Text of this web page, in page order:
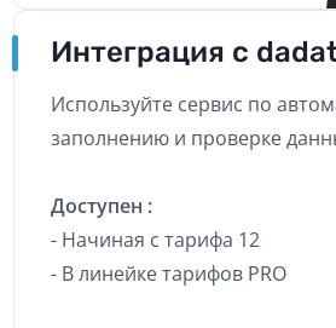
Интеграция с
Используйте сервис по
заполнению и проверке
Доступен :
- Начиная с тарифа 12
- В линейке тарифов PRO